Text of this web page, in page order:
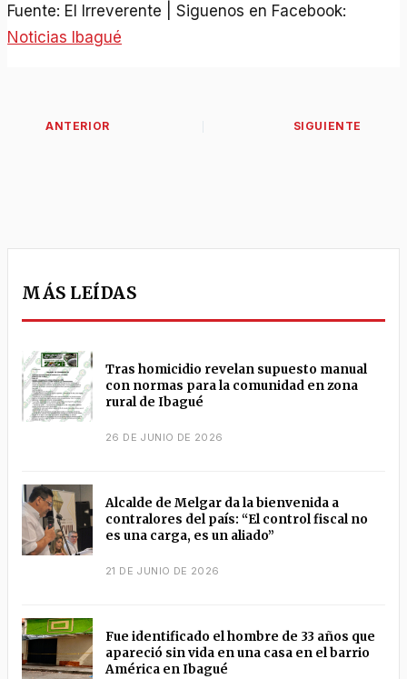
Fuente: El Irreverente | Siguenos en Facebook:
Noticias Ibagué
MÁS LEÍDAS
Tras homicidio revelan supuesto manual
con normas para la comunidad en zona
rural de Ibagué
26 DE JUNIO DE 2026
Alcalde de Melgar da la bienvenida a
contralores del país: “El control fiscal no
es una carga, es un aliado”
21 DE JUNIO DE 2026
Fue identificado el hombre de 33 años que
apareció sin vida en una casa en el barrio
América en Ibagué